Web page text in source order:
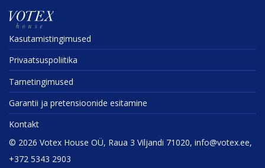
Kasuta­mis­tin­gi­mused
Privaat­sus­po­liitika
Tarne­tin­gi­mused
Garantii ja preten­sioonide esitamine
Kontakt
© 2026 Votex House OÜ, Raua 3 Viljandi 71020, info@votex.ee,
+372 5343 2903